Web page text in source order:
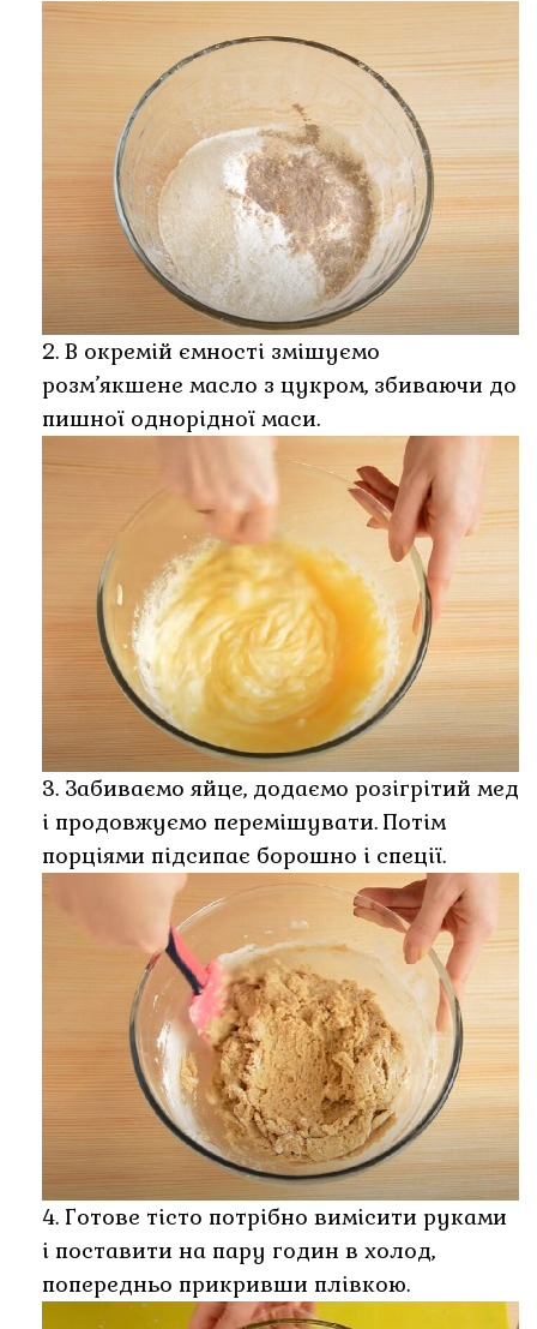
2. В окремій ємності змішуємо
розм’якшене масло з цукром, збиваючи до
пишної однорідної маси.
3. Забиваємо яйце, додаємо розігрітий мед
і продовжуємо перемішувати. Потім
порціями підсипає борошно і спеції.
4. Готове тісто потрібно вимісити руками
і поставити на пару годин в холод,
попередньо прикривши плівкою.